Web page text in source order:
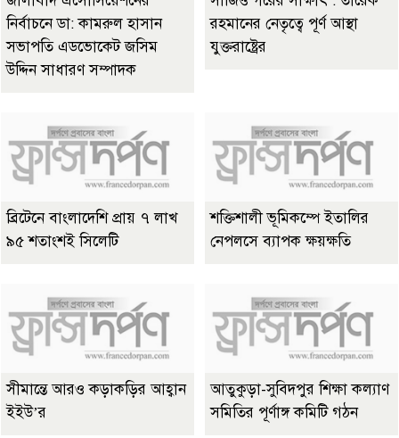
নির্বাচনে ডা: কামরুল হাসান
সভাপতি এডভোকেট জসিম
উদ্দিন সাধারণ সম্পাদক
রহমানের নেতৃত্বে পূর্ণ আস্থা
যুক্তরাষ্ট্রের
ব্রিটেনে বাংলাদেশি প্রায় ৭ লাখ
৯৫ শতাংশই সিলেটি
শক্তিশালী ভূমিকম্পে ইতালির
নেপলসে ব্যাপক ক্ষয়ক্ষতি
সীমান্তে আরও কড়াকড়ির আহ্বান
ইইউ’র
আতুকুড়া-সুবিদপুর শিক্ষা কল্যাণ
সমিতির পূর্ণাঙ্গ কমিটি গঠন